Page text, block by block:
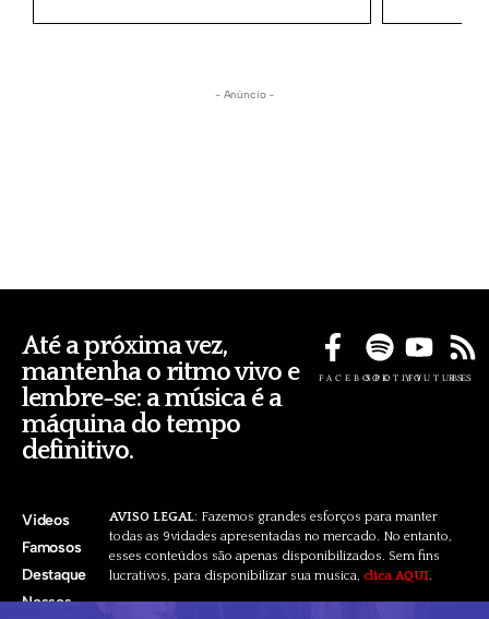
- Anúncio -
Até a próxima vez,
mantenha o ritmo vivo e
lembre-se: a música é a
máquina do tempo
definitivo.
FACEBOOKSPOTIFYYOUTUBE
RSS
Videos
Famosos
Destaque
Nossos
AVISO LEGAL: Fazemos grandes esforços para manter
todas as 9vidades apresentadas no mercado. No entanto,
esses conteúdos são apenas disponibilizados. Sem fins
lucrativos, para disponibilizar sua musica, clica AQUI.